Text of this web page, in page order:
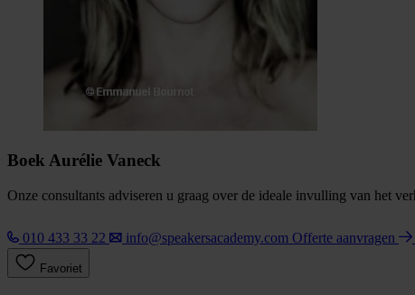
Boek Aurélie Vaneck
Onze consultants adviseren u graag over de ideale invulling van het
010 433 33 22 info@speakersacademy.com Offerte aanvragen
Favoriet